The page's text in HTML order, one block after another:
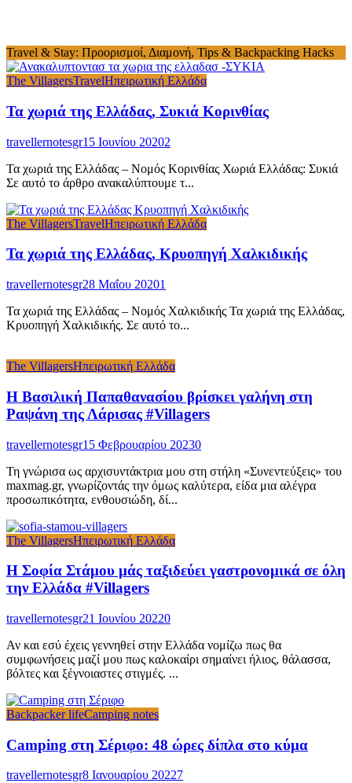
Travel & Stay: Προορισμοί, Διαμονή, Tips & Backpacking Hacks
The VillagersTravelΗπειρωτική Ελλάδα
Τα χωριά της Ελλάδας, Συκιά Κορινθίας
travellernotesgr15 Ιουνίου 20202
Τα χωριά της Ελλάδας – Νομός Κορινθίας Χωριά Ελλάδας: Συκιά
Σε αυτό το άρθρο ανακαλύπτουμε τ...
The VillagersTravelΗπειρωτική Ελλάδα
Τα χωριά της Ελλάδας, Κρυοπηγή Χαλκιδικής
travellernotesgr28 Μαΐου 20201
Τα χωριά της Ελλάδας – Νομός Χαλκιδικής Τα χωριά της Ελλάδας,
Κρυοπηγή Χαλκιδικής. Σε αυτό το...
The VillagersΗπειρωτική Ελλάδα
Η Βασιλική Παπαθανασίου βρίσκει γαλήνη στη
Ραψάνη της Λάρισας #Villagers
travellernotesgr15 Φεβρουαρίου 20230
Τη γνώρισα ως αρχισυντάκτρια μου στη στήλη «Συνεντεύξεις» του
maxmag.gr, γνωρίζοντάς την όμως καλύτερα, είδα μια αλέγρα
προσωπικότητα, ενθουσιώδη, δί...
The VillagersΗπειρωτική Ελλάδα
Η Σοφία Στάμου μάς ταξιδεύει γαστρονομικά σε όλη
την Ελλάδα #Villagers
travellernotesgr21 Ιουνίου 20220
Αν και εσύ έχεις γεννηθεί στην Ελλάδα νομίζω πως θα
συμφωνήσεις μαζί μου πως καλοκαίρι σημαίνει ήλιος, θάλασσα,
βόλτες και ξέγνοιαστες στιγμές. ...
Backpacker lifeCamping notes
Camping στη Σέριφο: 48 ώρες δίπλα στο κύμα
travellernotesgr8 Ιανουαρίου 20227